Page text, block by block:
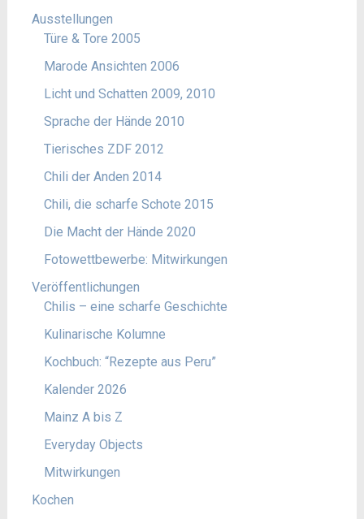
Ausstellungen
Türe & Tore 2005
Marode Ansichten 2006
Licht und Schatten 2009, 2010
Sprache der Hände 2010
Tierisches ZDF 2012
Chili der Anden 2014
Chili, die scharfe Schote 2015
Die Macht der Hände 2020
Fotowettbewerbe: Mitwirkungen
Veröffentlichungen
Chilis – eine scharfe Geschichte
Kulinarische Kolumne
Kochbuch: “Rezepte aus Peru”
Kalender 2026
Mainz A bis Z
Everyday Objects
Mitwirkungen
Kochen